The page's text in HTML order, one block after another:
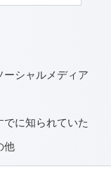
シャルメディア
に知られていた
他